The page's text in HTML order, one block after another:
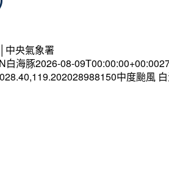
中央氣象署
白海豚2026-08-
中度颱風